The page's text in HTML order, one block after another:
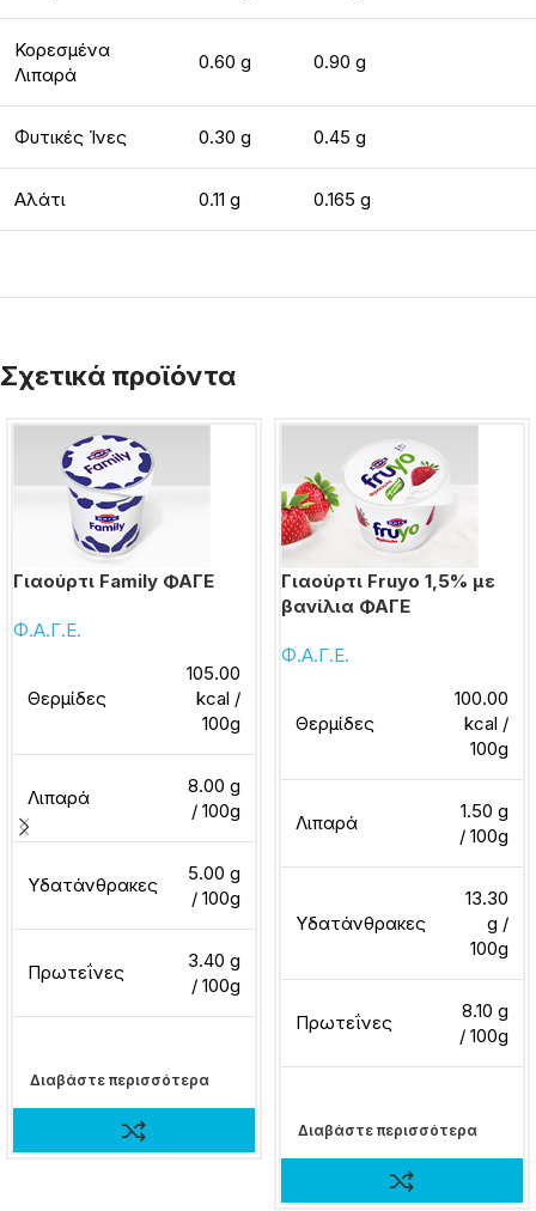
Κορεσμένα
Λιπαρά
0.60 g 0.90 g
Φυτικές Ίνες 0.30 g 0.45 g
Αλάτι 0.11 g 0.165 g
Σχετικά προϊόντα
Γιαούρτι Family ΦΑΓΕ
Φ.Α.Γ.Ε.
Θερμίδες
105.00
kcal /
100g
Λιπαρά
8.00 g
/ 100g
Υδατάνθρακες
5.00 g
/ 100g
Πρωτεΐνες
3.40 g
/ 100g
Διαβάστε περισσότερα
Γιαούρτι Fruyo 1,5% με
βανίλια ΦΑΓΕ
Φ.Α.Γ.Ε.
Θερμίδες
100.00
kcal /
100g
Λιπαρά
1.50 g
/ 100g
Υδατάνθρακες
13.30
g /
100g
Πρωτεΐνες
8.10 g
/ 100g
Διαβάστε περισσότερα